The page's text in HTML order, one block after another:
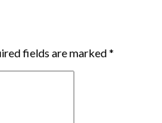
fields are marked*